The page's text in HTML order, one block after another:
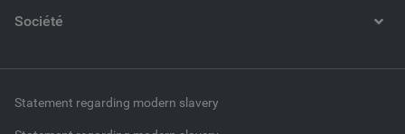
Société
Statement regarding modern slavery